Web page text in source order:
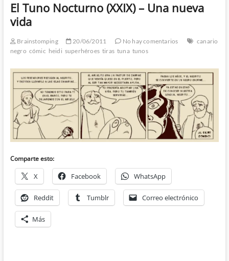
El Tuno Nocturno (XXIX) – Una nueva
vida
Brainstomping 20/06/2011 No hay comentarios
canario
negro cómic heidi superhéroes tiras tuna tunos
Comparte esto:
X Facebook WhatsApp
Reddit Tumblr Correo electrónico
Más